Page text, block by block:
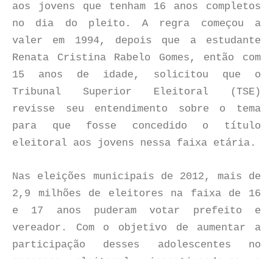
aos jovens que tenham 16 anos completos
no dia do pleito. A regra começou a
valer em 1994, depois que a estudante
Renata Cristina Rabelo Gomes, então com
15 anos de idade, solicitou que o
Tribunal Superior Eleitoral (TSE)
revisse seu entendimento sobre o tema
para que fosse concedido o título
eleitoral aos jovens nessa faixa etária.
Nas eleições municipais de 2012, mais de
2,9 milhões de eleitores na faixa de 16
e 17 anos puderam votar prefeito e
vereador. Com o objetivo de aumentar a
participação desses adolescentes no